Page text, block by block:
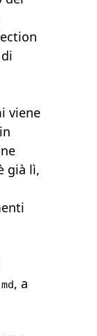
viene
già lì,
, a